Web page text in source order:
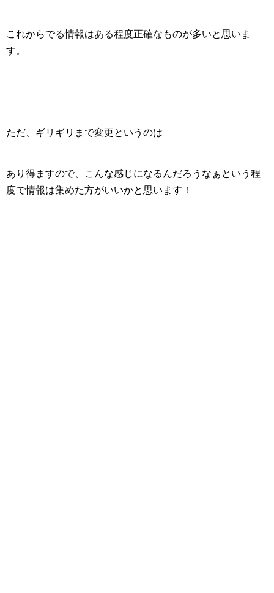
これからでる情報はある程度正確なものが多いと思いま
す。
ただ、ギリギリまで変更というのは
あり得ますので、こんな感じになるんだろうなぁという程
度で情報は集めた方がいいかと思います！